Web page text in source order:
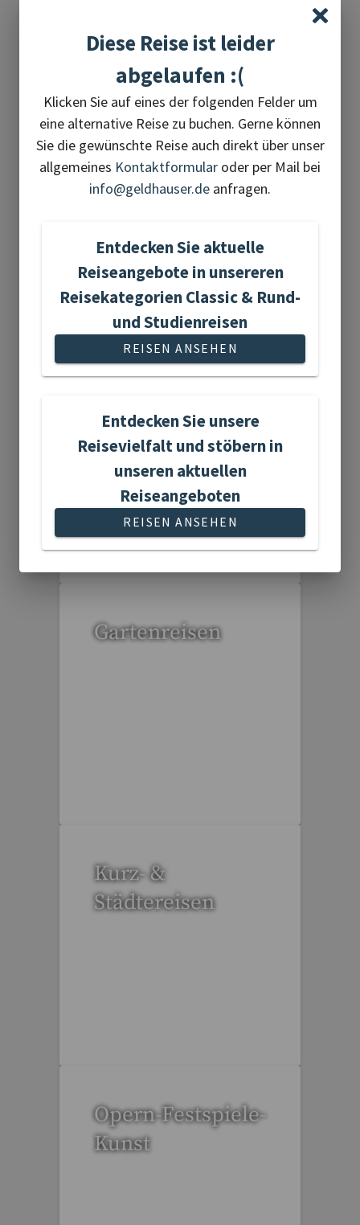
1 Reise gefunden
Flugreisen
15 Reisen gefunden
6 Reisen gefunden
Gartenreisen
Kurz- &
Städtereisen
Opern-Festspiele-
Kunst
Diese Reise ist leider
abgelaufen :(
Klicken Sie auf eines der folgenden Felder um
eine alternative Reise zu buchen. Gerne können
Sie die gewünschte Reise auch direkt über unser
allgemeines Kontaktformular oder per Mail bei
info@geldhauser.de anfragen.
Entdecken Sie aktuelle
Reiseangebote in unsereren
Reisekategorien Classic & Rund-
und Studienreisen
REISEN ANSEHEN
Entdecken Sie unsere
Reisevielfalt und stöbern in
unseren aktuellen
Reiseangeboten
REISEN ANSEHEN